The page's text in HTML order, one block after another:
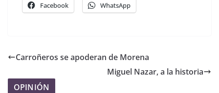
Facebook WhatsApp
Carroñeros se apoderan de Morena
Miguel Nazar, a la historia
OPINIÓN